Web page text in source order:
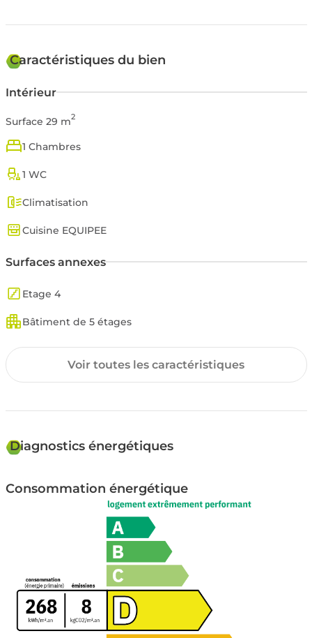
Caractéristiques du bien
Intérieur
Surface 29 m2
1 Chambres
1 WC
Climatisation
Cuisine EQUIPEE
Surfaces annexes
Etage 4
Bâtiment de 5 étages
Copropriété
Nombre de lots: 20
Exposition SUD
Voir toutes les caractéristiques
Diagnostics énergétiques
Consommation énergétique